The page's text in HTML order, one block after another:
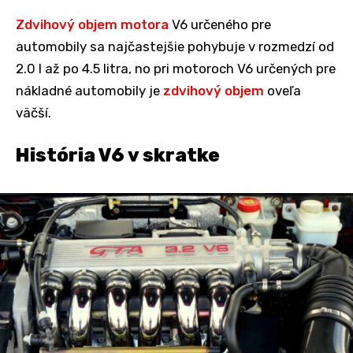
Zdvihový objem motora V6 určeného pre
automobily sa najčastejšie pohybuje v rozmedzí od
2.0 l až po 4.5 litra, no pri motoroch V6 určených pre
nákladné automobily je zdvihový objem oveľa
väčší.
História V6 v skratke